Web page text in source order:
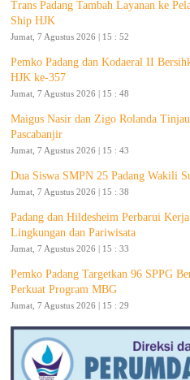
Trans Padang Tambah Layanan ke
Ship HJK
Jumat, 7 Agustus 2026 | 15 : 52
Pemko Padang dan Kodaeral II
HJK ke-357
Jumat, 7 Agustus 2026 | 15 : 48
Maigus Nasir dan Zigo Rolanda
Pascabanjir
Jumat, 7 Agustus 2026 | 15 : 43
Dua Siswa SMPN 25 Padang Wakili
Jumat, 7 Agustus 2026 | 15 : 38
Padang dan Hildesheim Perbarui
Lingkungan dan Pariwisata
Jumat, 7 Agustus 2026 | 15 : 33
Pemko Padang Targetkan 96 SPPG
Perkuat Program MBG
Jumat, 7 Agustus 2026 | 15 : 29